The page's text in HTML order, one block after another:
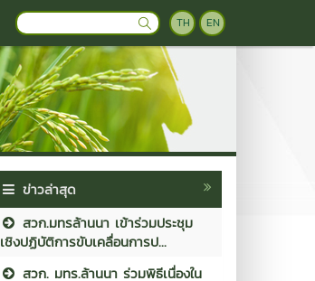
TH EN
ข่าวล่าสุด
สวก.มทรล้านนา เข้าร่วมประชุม
เชิงปฏิบัติการขับเคลื่อนการป...
สวก. มทร.ล้านนา ร่วมพิธีเนื่องใน